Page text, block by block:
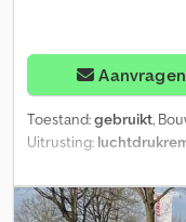
Aanvragen
Toestand:gebruikt,
Uitrusting:
Werkbreedte: 8,00 -
tandarmen per rotor,
rotoreenheid